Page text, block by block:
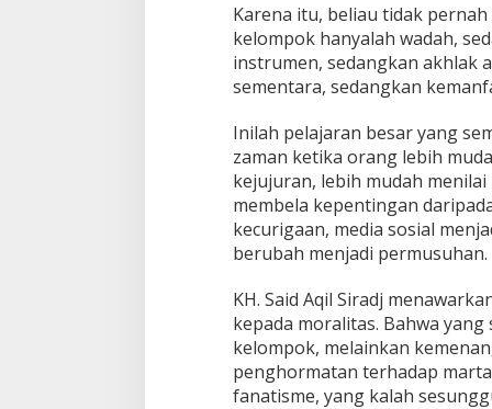
a
n
P
e
r
a
u
d
a
a
a
Karena itu, beliau tidak
kelompok hanyalah wadah,
instrumen, sedangkan akhlak
sementara, sedangkan
Inilah pelajaran besar yang
zaman ketika orang lebih
kejujuran, lebih mudah
membela kepentingan
kecurigaan, media sosial
berubah menjadi permusuhan.
KH. Said Aqil Siradj
kepada moralitas. Bahwa
kelompok, melainkan
penghormatan terhadap
fanatisme, yang kalah